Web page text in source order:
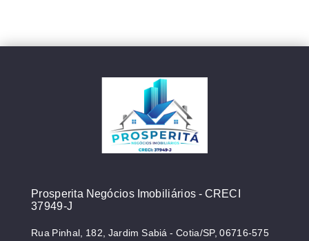
Prosperita Negócios Imobiliários - CRECI
37949-J
Rua Pinhal, 182, Jardim Sabiá - Cotia/SP, 06716-575